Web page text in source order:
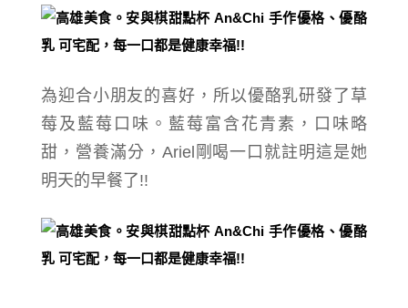
為迎合小朋友的喜好，所以優酪乳研發了 草
莓及藍莓口味。 藍莓富含花青素，口味略
甜， 營養滿分， Ariel剛喝一口就註明這是她
明天的早餐了!!